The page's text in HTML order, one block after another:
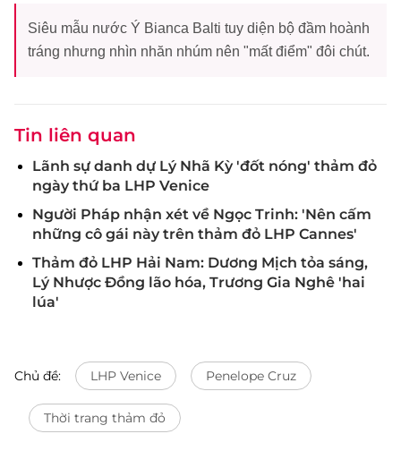
Siêu mẫu nước Ý Bianca Balti tuy diện bộ đầm hoành
tráng nhưng nhìn nhăn nhúm nên "mất điểm" đôi chút.
Tin liên quan
Lãnh sự danh dự Lý Nhã Kỳ 'đốt nóng' thảm đỏ
ngày thứ ba LHP Venice
Người Pháp nhận xét về Ngọc Trinh: 'Nên cấm
những cô gái này trên thảm đỏ LHP Cannes'
Thảm đỏ LHP Hải Nam: Dương Mịch tỏa sáng,
Lý Nhược Đồng lão hóa, Trương Gia Nghê 'hai
lúa'
Chủ đề: LHP Venice Penelope Cruz
Thời trang thảm đỏ